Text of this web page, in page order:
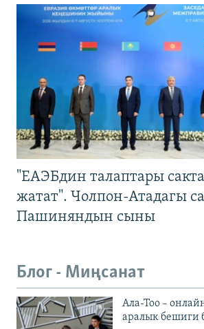
"ЕАЭБдин талаптары
жатат". Чолпон-Атадагы
Пашиняндын сыны
Блог - Миңсанат
Ала-Тоо –
аралык бешиги